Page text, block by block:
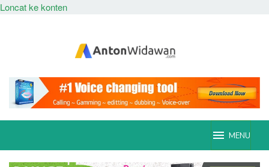
Loncat ke konten
MENU